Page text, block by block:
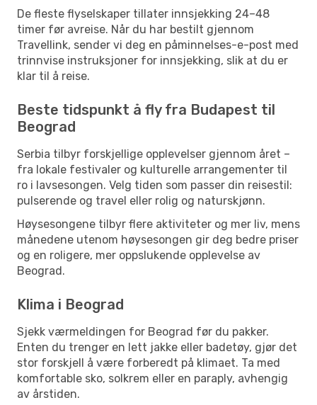
De fleste flyselskaper tillater innsjekking 24–48
timer før avreise. Når du har bestilt gjennom
Travellink, sender vi deg en påminnelses-e-post med
trinnvise instruksjoner for innsjekking, slik at du er
klar til å reise.
Beste tidspunkt å fly fra Budapest til
Beograd
Serbia tilbyr forskjellige opplevelser gjennom året –
fra lokale festivaler og kulturelle arrangementer til
ro i lavsesongen. Velg tiden som passer din reisestil:
pulserende og travel eller rolig og naturskjønn.
Høysesongene tilbyr flere aktiviteter og mer liv, mens
månedene utenom høysesongen gir deg bedre priser
og en roligere, mer oppslukende opplevelse av
Beograd.
Klima i Beograd
Sjekk værmeldingen for Beograd før du pakker.
Enten du trenger en lett jakke eller badetøy, gjør det
stor forskjell å være forberedt på klimaet. Ta med
komfortable sko, solkrem eller en paraply, avhengig
av årstiden.